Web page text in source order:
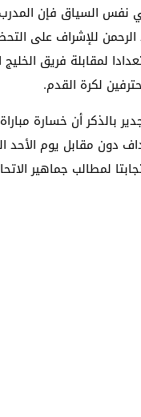
نفس السياق فإن المدرب
للإشراف على
لمقابلة فريق
لكرة القدم.
بالذكر أن خسارة
دون مقابل يوم الأحد
لمطالب جماهير